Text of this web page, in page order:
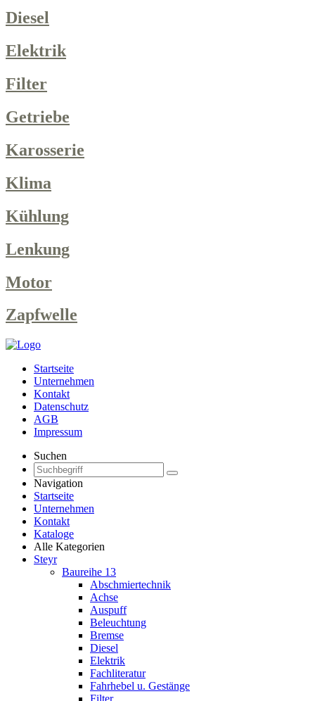
Diesel
Elektrik
Filter
Getriebe
Karosserie
Klima
Kühlung
Lenkung
Motor
Zapfwelle
Startseite
Unternehmen
Kontakt
Datenschutz
AGB
Impressum
Suchen
Navigation
Startseite
Unternehmen
Kontakt
Kataloge
Alle Kategorien
Steyr
Baureihe 13
Abschmiertechnik
Achse
Auspuff
Beleuchtung
Bremse
Diesel
Elektrik
Fachliteratur
Fahrhebel u. Gestänge